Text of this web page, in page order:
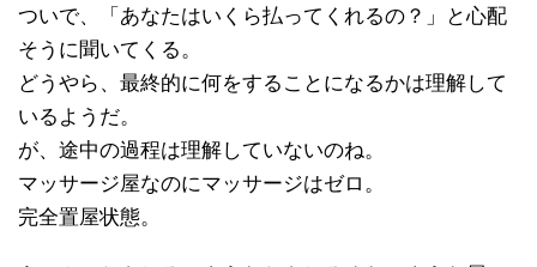
ついで、「あなたはいくら払ってくれるの？」と心配
そうに聞いてくる。
どうやら、最終的に何をすることになるかは理解して
いるようだ。
が、途中の過程は理解していないのね。
マッサージ屋なのにマッサージはゼロ。
完全置屋状態。